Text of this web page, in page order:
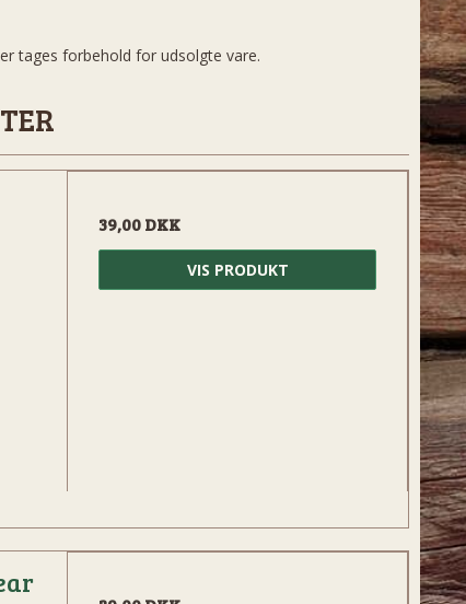
tages forbehold for udsolgte vare.
39,00 DKK
VIS PRODUKT